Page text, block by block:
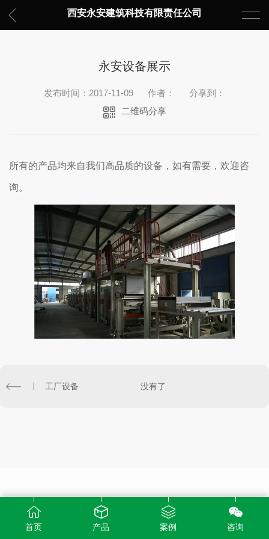
西安永安建筑科技有限责任公司
永安设备展示
发布时间：2017-11-09 作者：
分享到：
二维码分享
所有的产品均来自我们高品质的设备，如有需要，欢迎咨
询。
工厂设备 没有了
首页 产品 案例 咨询